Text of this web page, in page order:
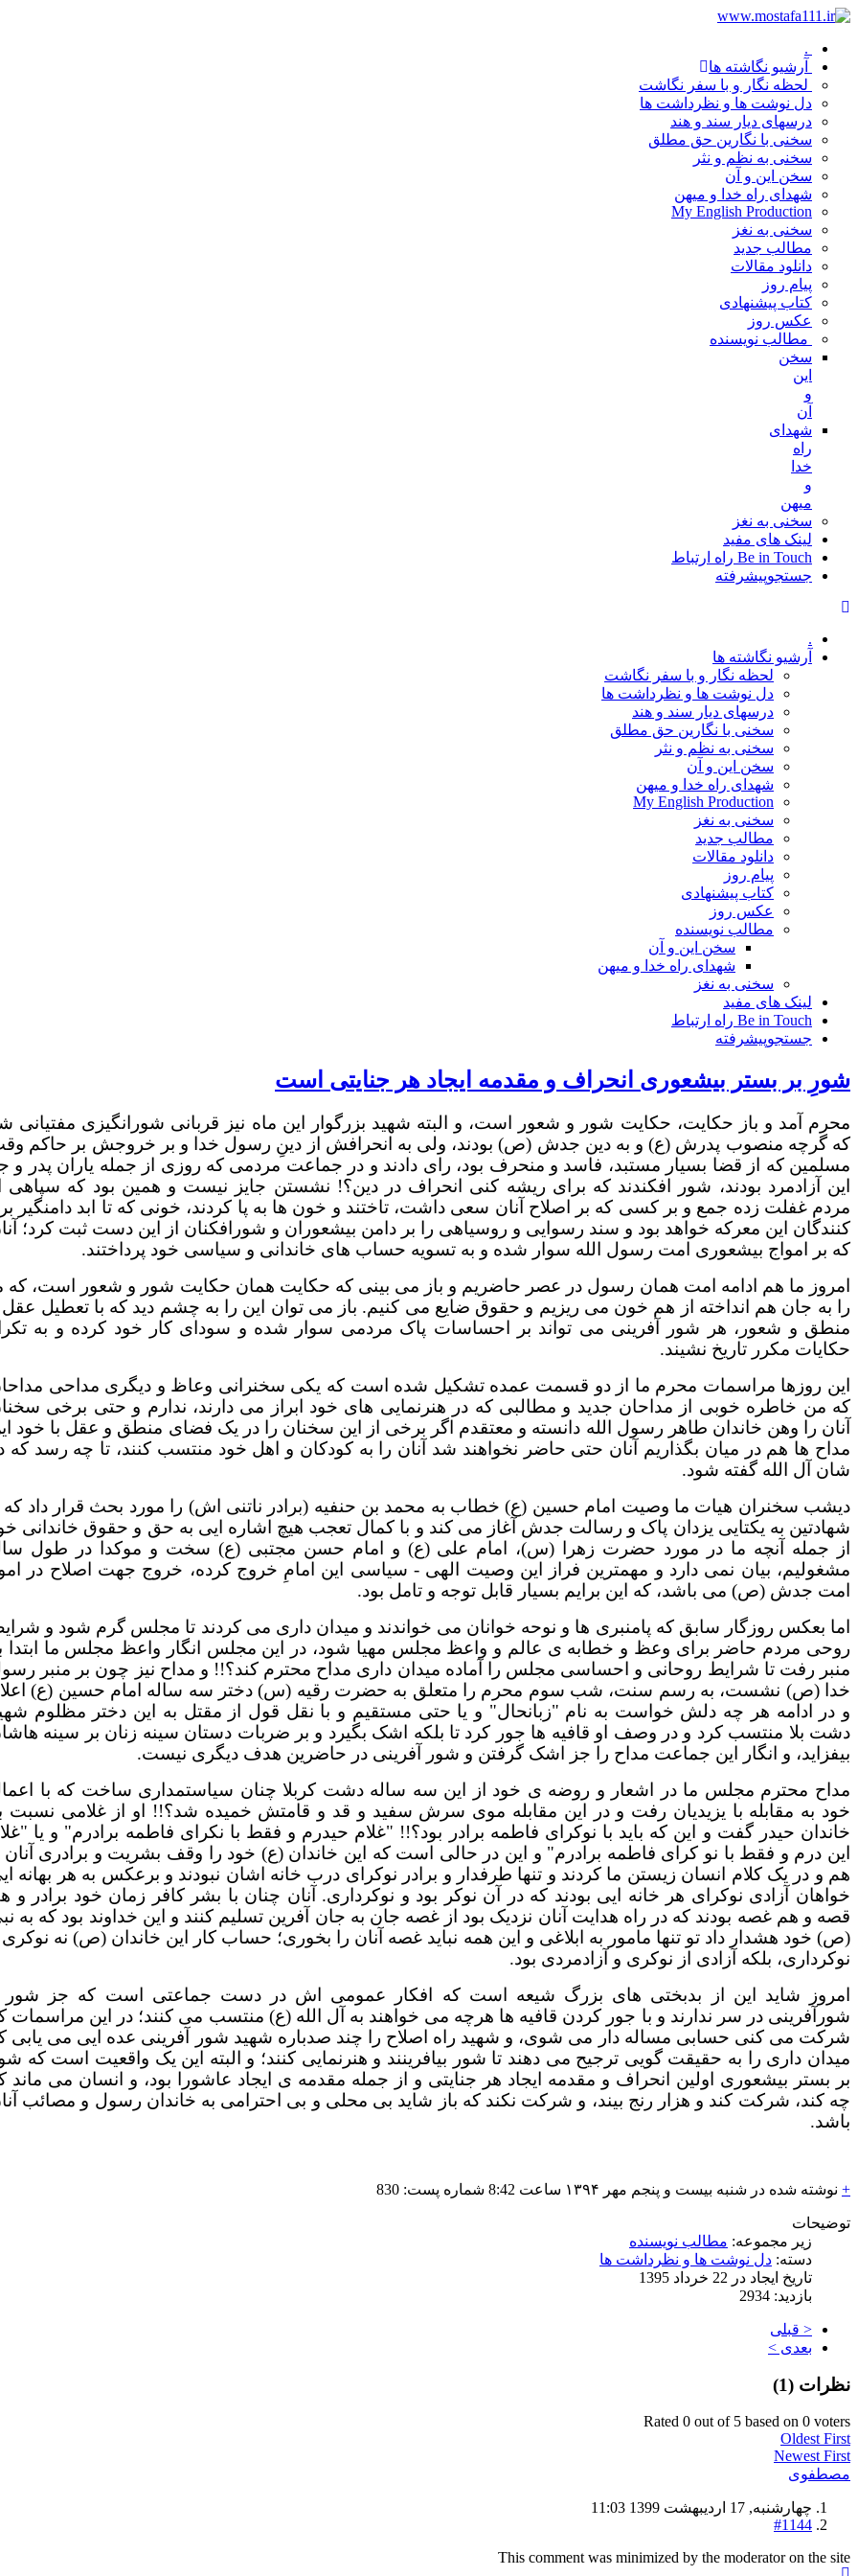
.
آرشیو نگاشته ها
لحظه نگار و با سفر نگاشت
دل نوشت ها و نظرداشت ها
درسهای دیار سند و هند
سخنی با نگارین حق مطلق
سخنی به نظم و نثر
سخن این و آن
شهدای راه خدا و میهن
My English Production
سخنی به نغز
مطالب جدید
دانلود مقالات
پیام روز
کتاب پیشنهادی
عکس روز
مطالب نویسنده
سخن
این
و
آن
شهدای
راه
خدا
و
میهن
سخنی به نغز
لینک های مفید
Be in Touch راه ارتباط
جستجوپیشرفته
.
آرشیو نگاشته ها
لحظه نگار و با سفر نگاشت
دل نوشت ها و نظرداشت ها
درسهای دیار سند و هند
سخنی با نگارین حق مطلق
سخنی به نظم و نثر
سخن این و آن
شهدای راه خدا و میهن
My English Production
سخنی به نغز
مطالب جدید
دانلود مقالات
پیام روز
کتاب پیشنهادی
عکس روز
مطالب نویسنده
سخن این و آن
شهدای راه خدا و میهن
سخنی به نغز
لینک های مفید
Be in Touch راه ارتباط
جستجوپیشرفته
شورِ بر بستر بیشعوری انحراف و مقدمه ایجاد هر جنایتی است
محرم آمد و باز حکایت، حکایت شور و شعور است، و البته شهید بزرگوار این ماه نیز قربانی شورانگیزی مفتیانی
که گرچه منصوب پدرش (ع) و به دین جدش (ص) بودند، ولی به انحرافش از دینِ رسول خدا و بر خروجش بر حاکم
مسلمین که از قضا بسیار مستبد، فاسد و منحرف بود، رای دادند و در جماعت مردمی که روزی از جمله یاران پدر و
این آزادمرد بودند، شور افکندند که برای ریشه کنی انحراف در دین؟! نشستن جایز نیست و همین بود که سپاهی
مردم غفلت زده جمع و بر کسی که بر اصلاح آنان سعی داشت، تاختند و خون ها به پا کردند، خونی که تا ابد دامنگیر
کنندگان این معرکه خواهد بود و سند رسوایی و روسیاهی را بر دامن بیشعوران و شورافکنان از این دست ثبت کرد؛
که بر امواج بیشعوری امت رسول الله سوار شده و به تسویه حساب های خاندانی و سیاسی خود پرداختند.
امروز ما هم ادامه امت همان رسول در عصر حاضریم و باز می بینی که حکایت همان حکایت شور و شعور است، که
را به جان هم انداخته از هم خون می ریزیم و حقوق ضایع می کنیم. باز می توان این را به چشم دید که با تعطیل
منطق و شعور، هر شور آفرینی می تواند بر احساسات پاک مردمی سوار شده و سودای کار خود کرده و به
حکایات مکرر تاریخ نشیند.
این روزها مراسمات محرم ما از دو قسمت عمده تشکیل شده است که یکی سخنرانی وعاظ و دیگری مداحی
که من خاطره خوبی از مداحان جدید و مطالبی که در هنرنمایی های خود ابراز می دارند، ندارم و حتی برخی
آنان را وهن خاندان طاهر رسول الله دانسته و معتقدم اگر برخی از این سخنان را در یک فضای منطق و عقل با خود
مداح ها هم در میان بگذاریم آنان حتی حاضر نخواهند شد آنان را به کودکان و اهل خود منتسب کنند، تا چه رسد که
شان آل الله گفته شود.
دیشب سخنران هیات ما وصیت امام حسین (ع) خطاب به محمد بن حنفیه (برادر ناتنی اش) را مورد بحث قرار داد که
شهادتین به یکتایی یزدان پاک و رسالت جدش آغاز می کند و با کمال تعجب هیچ اشاره ایی به حق و حقوق خاندانی
از جمله آنچه ما در مورد حضرت زهرا (س)، امام علی (ع) و امام حسن مجتبی (ع) سخت و موکدا در طول
مشغولیم، بیان نمی دارد و مهمترین فراز این وصیت الهی - سیاسی این امامِ خروج کرده، خروج جهت اصلاح در
امت جدش (ص) می باشد، که این برایم بسیار قابل توجه و تامل بود.
اما بعکس روزگار سابق که پامنبری ها و نوحه خوانان می خواندند و میدان داری می کردند تا مجلس گرم شود و
روحی مردم حاضر برای وعظ و خطابه ی عالم و واعظ مجلس مهیا شود، در این مجلس انگار واعظ مجلس ما ابتدا
منبر رفت تا شرایط روحانی و احساسی مجلس را آماده میدان داری مداح محترم کند؟!! و مداح نیز چون بر منبر
خدا (ص) نشست، به رسم سنت، شب سوم محرم را متعلق به حضرت رقیه (س) دختر سه ساله امام حسین (ع)
و در ادامه هر چه دلش خواست به نام "زبانحال" و یا حتی مستقیم و با نقل قول از مقتل به این دختر مظلوم
دشت بلا منتسب کرد و در وصف او قافیه ها جور کرد تا بلکه اشک بگیرد و بر ضربات دستان سینه زنان بر سینه
بیفزاید، و انگار این جماعت مداح را جز اشک گرفتن و شور آفرینی در حاضرین هدف دیگری نیست.
مداح محترم مجلس ما در اشعار و روضه ی خود از این سه ساله دشت کربلا چنان سیاستمداری ساخت که با
خود به مقابله با یزیدیان رفت و در این مقابله موی سرش سفید و قد و قامتش خمیده شد؟!! او از غلامی نسبت
خاندان حیدر گفت و این که باید با نوکرای فاطمه برادر بود؟!! "غلام حیدرم و فقط با نکرای فاطمه برادرم" و یا
این درم و فقط با نو کرای فاطمه برادرم" و این در حالی است که این خاندان (ع) خود را وقف بشریت و برادری آنان
هم و در یک کلام انسان زیستن ما کردند و تنها طرفدار و برادر نوکرای درب خانه اشان نبودند و برعکس به هر بهانه
خواهان آزادی نوکرای هر خانه ایی بودند که در آن نوکر بود و نوکرداری. آنان چنان با بشر کافر زمان خود برادر و
قصه و هم غصه بودند که در راه هدایت آنان نزدیک بود از غصه جان به جان آفرین تسلیم کنند و این خداوند بود که به
(ص) خود هشدار داد تو تنها مامور به ابلاغی و این همه نباید غصه آنان را بخوری؛ حساب کار این خاندان (ص) نه
نوکرداری، بلکه آزادی از نوکری و آزادمردی بود.
امروز شاید این از بدبختی های بزرگ شیعه است که افکار عمومی اش در دست جماعتی است که جز شور
شورآفرینی در سر ندارند و با جور کردن قافیه ها هرچه می خواهند به آل الله (ع) منتسب می کنند؛ در این مراسمات
شرکت می کنی حسابی مساله دار می شوی، و شهید راه اصلاح را چند صدباره شهید شور آفرینی عده ایی می یابی
میدان داری را به حقیقت گویی ترجیح می دهند تا شور بیافرینند و هنرنمایی کنند؛ و البته این یک واقعیت است که
بر بستر بیشعوری اولین انحراف و مقدمه ایجاد هر جنایتی و از جمله مقدمه ی ایجاد عاشورا بود، و انسان می ماند
چه کند، شرکت کند و هزار رنج بیند، و شرکت نکند که باز شاید بی محلی و بی احترامی به خاندان رسول و مصائب
باشد.
+ نوشته شده در شنبه بیست و پنجم مهر ۱۳۹۴ ساعت 8:42 شماره پست: 830
توضیحات
زیر مجموعه: مطالب نویسنده
دسته: دل نوشت ها و نظرداشت ها
تاریخ ایجاد در 22 خرداد 1395
بازدید: 2934
< قبلی
بعدی >
نظرات (1
)
Rated 0 out of 5 based on 0 voters
Oldest First
Newest First
مصطفوی
چهارشنبه, 17 ارديبهشت 1399 11:03
#1144
This comment was minimized by the moderator on the site